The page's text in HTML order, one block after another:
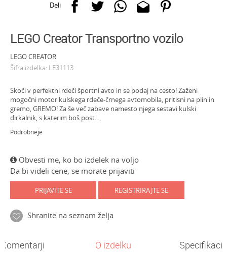
Deli
LEGO Creator Transportno vozilo
LEGO CREATOR
Šifra izdelka: LE31113
Skoči v perfektni rdeči športni avto in se podaj na cesto! Zaženi
mogočni motor kulskega rdeče-črnega avtomobila, pritisni na plin in
gremo, GREMO! Za še več zabave namesto njega sestavi kulski
dirkalnik, s katerim boš post...
Podrobneje
Obvesti me, ko bo izdelek na voljo
Da bi videli cene, se morate prijaviti
PRIJAVITE SE REGISTRIRAJTE SE
Shranite na seznam želja
Komentarji O izdelku